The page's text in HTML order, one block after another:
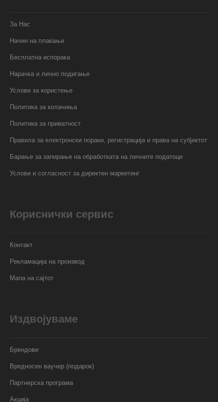
За Нас
Начин на плаќање
Бесплатна испорака
Нарачка и лично подигање
Услови за користење
Политика за колачиња
Политика за приватност
Правила за електронски пораки, регистрација и права на субјектот
Барање за запирање на обработката на личните податоци
Услови и согласност за директен маркетинг
Кориснички сервис
Контакт
Рекламација на производ
Мапа на сајтот
Издвојуваме
Брендови
Вредносен ваучер (подарок)
Партнерска програма
Акција